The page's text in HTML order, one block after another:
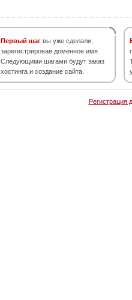
Первый шаг вы уже сделали,
зарегистрировав доменное имя.
Следующими шагами будут заказ
хостинга и создание сайта.
Регистрация